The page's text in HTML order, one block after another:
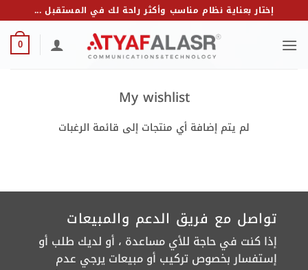
للمحتوى
إختار بعناية نظام مناسب وأكثر راحة لك في المستقبل ...
0
My wishlist
لم يتم إضافة أي منتجات إلى قائمة الرغبات
تواصل مع فريق الدعم والمبيعات
إذا كنت في حاجة للأي مساعدة ، أو لديك طلب أو
إستفسار بخصوص تركيب أو مبيعات يرجي عدم